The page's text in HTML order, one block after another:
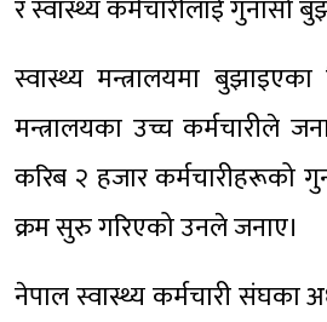
र स्वास्थ्य कर्मचारीलाई गुनासो
स्वास्थ्य मन्त्रालयमा
मन्त्रालयका उच्च कर्मचारीले
करिब २ हजार कर्मचारीहरूको
क्रम सुरु गरिएको उनले जनाए।
नेपाल स्वास्थ्य कर्मचारी संघका